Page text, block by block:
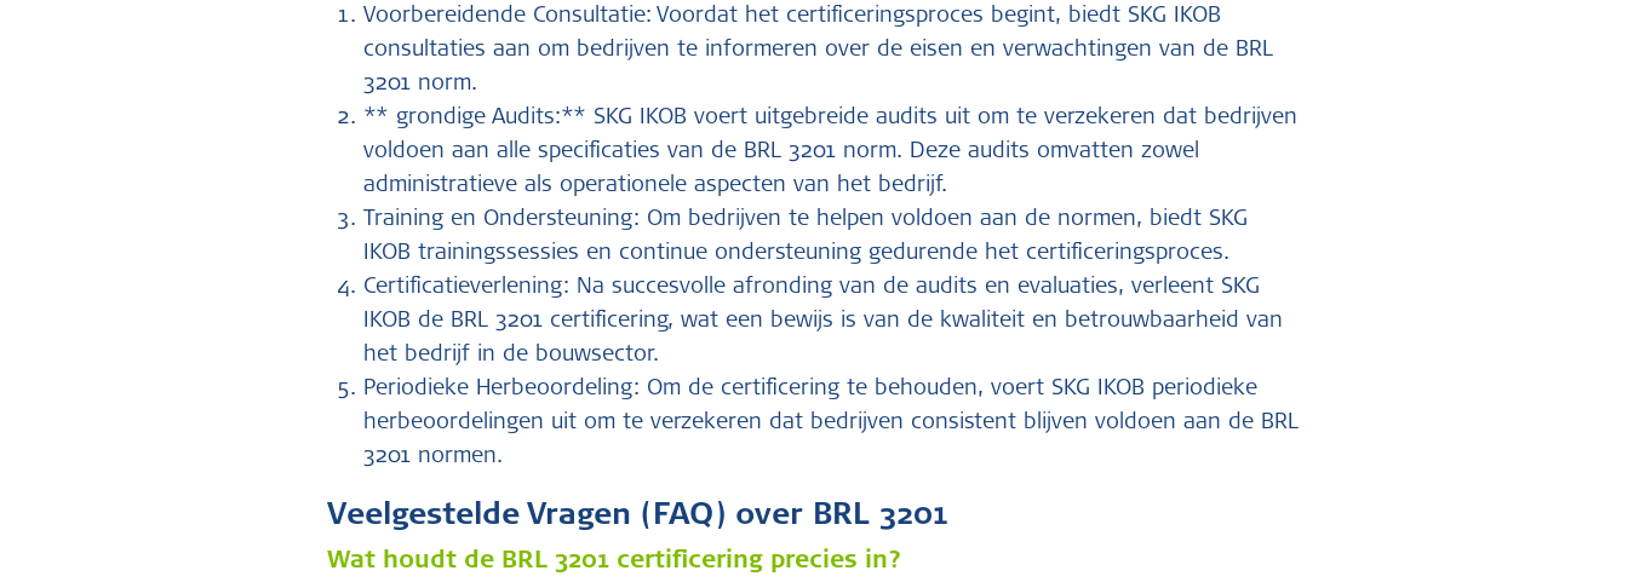
Voorbereidende Consultatie: Voordat het certificeringsproces begint, biedt SKG IKOB
consultaties aan om bedrijven te informeren over de eisen en verwachtingen van de BRL
3201 norm.
** grondige Audits:** SKG IKOB voert uitgebreide audits uit om te verzekeren dat bedrijven
voldoen aan alle specificaties van de BRL 3201 norm. Deze audits omvatten zowel
administratieve als operationele aspecten van het bedrijf.
Training en Ondersteuning: Om bedrijven te helpen voldoen aan de normen, biedt SKG
IKOB trainingssessies en continue ondersteuning gedurende het certificeringsproces.
Certificatieverlening: Na succesvolle afronding van de audits en evaluaties, verleent SKG
IKOB de BRL 3201 certificering, wat een bewijs is van de kwaliteit en betrouwbaarheid van
het bedrijf in de bouwsector.
Periodieke Herbeoordeling: Om de certificering te behouden, voert SKG IKOB periodieke
herbeoordelingen uit om te verzekeren dat bedrijven consistent blijven voldoen aan de BRL
3201 normen.
Veelgestelde Vragen (FAQ) over BRL 3201
Wat houdt de BRL 3201 certificering precies in?